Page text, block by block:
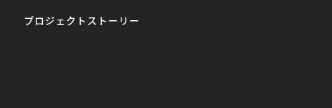
プロジェクトストーリー